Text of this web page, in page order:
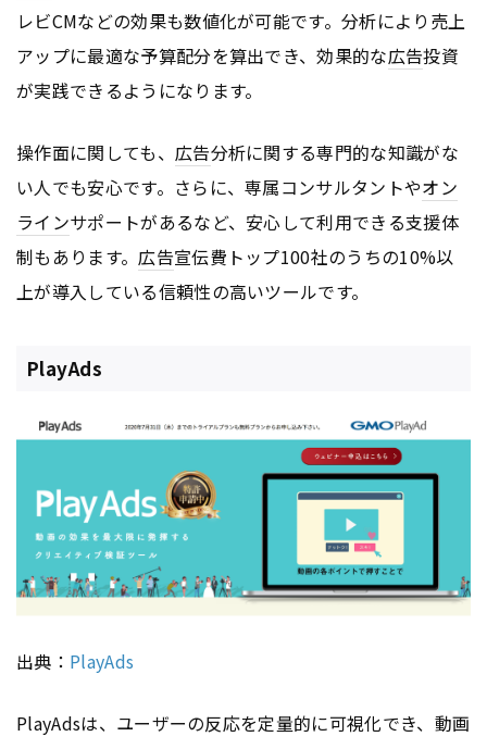
レビCMなどの効果も数値化が可能です。分析により売上
アップに最適な予算配分を算出でき、効果的な広告投資
が実践できるようになります。
操作面に関しても、 広告分析に関する専門的な知識がな
い人でも安心です。さらに、専属コンサルタントやオン
ラインサポートがあるなど、安心して利用できる支援体
制もあります。広告宣伝費トップ100社のうちの10%以
上が導入している信頼性の高いツールです。
PlayAds
出典： PlayAds
PlayAdsは、ユーザーの反応を定量的に可視化でき、動画